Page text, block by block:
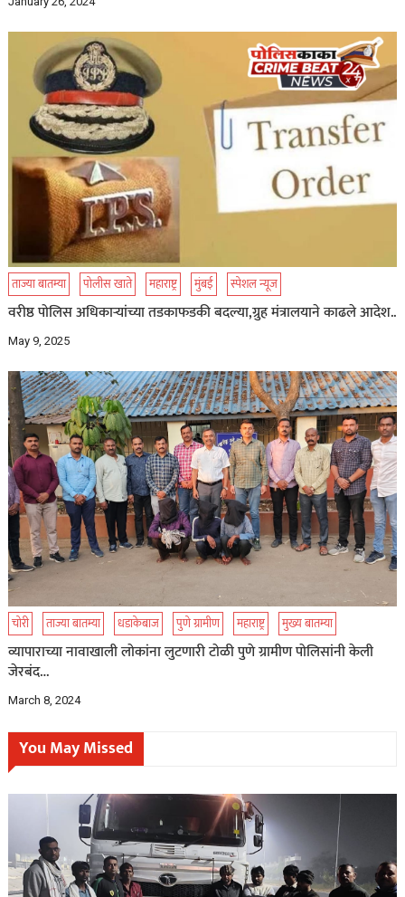
ताज्या बातम्या पोलीस खाते महाराष्ट्र मुंबई स्पेशल न्यूज
वरीष्ठ पोलिस अधिकाऱ्यांच्या तडकाफडकी बदल्या,ग्रुह मंत्रालयाने काढले आदेश..
May 9, 2025
चोरी ताज्या बातम्या धडाकेबाज पुणे ग्रामीण महाराष्ट्र मुख्य बातम्या
व्यापाराच्या नावाखाली लोकांना लुटणारी टोळी पुणे ग्रामीण पोलिसांनी केली
जेरबंद…
March 8, 2024
You May Missed